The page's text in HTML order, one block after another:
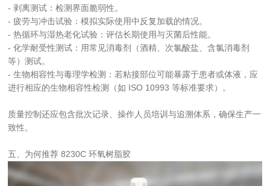
- 剥离测试：检测界面脆弱性。
- 疲劳与冲击试验：模拟实际使用中反复加载的情况。
- 热循环与湿热老化试验：评估长期使用与灭菌后性能。
- 化学耐受性测试：用常见消毒剂（酒精、次氯酸盐、含氯消毒剂
等）测试。
- 生物相容性与毒理学检测：若粘接部位可能暴露于患者或体液，应
进行相应的生物相容性检测（如 ISO 10993 等标准要求）。
质量控制还应包含批次记录、操作人员培训与追溯体系，确保生产一
致性。
五、为何推荐 8230C 环氧树脂胶